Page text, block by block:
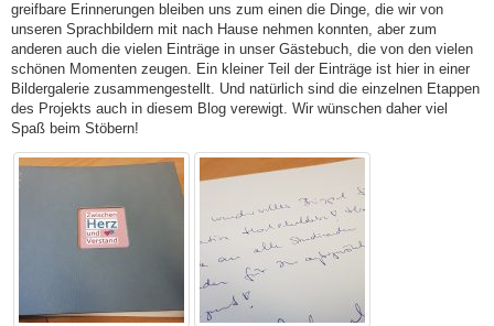
greifbare Erinnerungen bleiben uns zum einen die Dinge, die wir von
unseren Sprachbildern mit nach Hause nehmen konnten, aber zum
anderen auch die vielen Einträge in unser Gästebuch, die von den vielen
schönen Momenten zeugen. Ein kleiner Teil der Einträge ist hier in einer
Bildergalerie zusammengestellt. Und natürlich sind die einzelnen Etappen
des Projekts auch in diesem Blog verewigt. Wir wünschen daher viel
Spaß beim Stöbern!